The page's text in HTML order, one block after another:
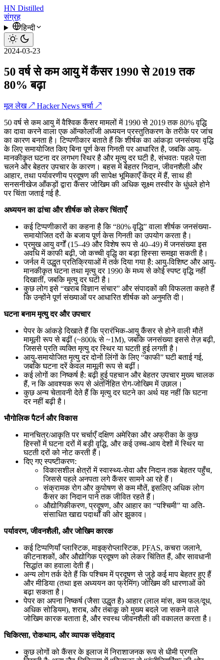
HN Distilled
संग्रह
हिन्दी
2024-03-23
50 वर्ष से कम आयु में कैंसर 1990 से 2019 तक
80% बढ़ा
मूल लेख ↗ Hacker News चर्चा ↗
50 वर्ष से कम आयु में वैश्विक कैंसर मामलों में 1990 से 2019 तक 80% वृद्धि
का दावा करने वाला एक ऑन्कोलॉजी अध्ययन प्रस्तुतिकरण के तरीके पर जांच
का कारण बनता है। टिप्पणीकार बताते हैं कि शीर्षक का आंकड़ा जनसंख्या वृद्धि
के लिए समायोजित किए बिना पूर्ण केस गिनती पर आधारित है, जबकि आयु-
मानकीकृत घटना दर लगभग स्थिर है और मृत्यु दर घटी है, संभवतः पहले पता
चलने और बेहतर उपचार के कारण। बहस में बेहतर निदान, जीवनशैली और
आहार, तथा पर्यावरणीय प्रदूषण की सापेक्ष भूमिकाएँ केंद्र में हैं, साथ ही
सनसनीखेज आँकड़ों द्वारा कैंसर जोखिम की अधिक सूक्ष्म तस्वीर के धुंधले होने
पर चिंता जताई गई है.
अध्ययन का ढांचा और शीर्षक को लेकर चिंताएँ
कई टिप्पणीकारों का कहना है कि “80% वृद्धि” वाला शीर्षक जनसंख्या-
समायोजित दरों के बजाय पूर्ण केस गिनती का उपयोग करता है।
प्रमुख आयु वर्गों (15–49 और विशेष रूप से 40–49) में जनसंख्या इस
अवधि में काफी बढ़ी, जो कच्ची वृद्धि का बड़ा हिस्सा समझा सकती है।
जर्नल में उद्धृत प्रतिक्रियाओं में तर्क दिया गया है: आयु-विशिष्ट और आयु-
मानकीकृत घटना तथा मृत्यु दर 1990 के मध्य से कोई स्पष्ट वृद्धि नहीं
दिखातीं, जबकि मृत्यु दर घटी है।
कुछ लोग इसे “खराब विज्ञान संचार” और संपादकों की विफलता कहते हैं
कि उन्होंने पूर्ण संख्याओं पर आधारित शीर्षक को अनुमति दी।
घटना बनाम मृत्यु दर और उपचार
पेपर के आंकड़े दिखाते हैं कि प्रारंभिक-आयु कैंसर से होने वाली मौतें
मामूली रूप से बढ़ीं (~800k से ~1M), जबकि जनसंख्या इससे तेज़ बढ़ी,
जिससे प्रति व्यक्ति मृत्यु दर स्थिर या घटती हुई लगती है।
आयु-समायोजित मृत्यु दर दोनों लिंगों के लिए “काफी” घटी बताई गई,
जबकि घटना दरें केवल मामूली रूप से बढ़ीं।
कई लोगों का निष्कर्ष है: बढ़ी हुई पहचान और बेहतर उपचार मुख्य चालक
हैं, न कि आवश्यक रूप से अंतर्निहित रोग-जोखिम में उछाल।
कुछ अन्य चेतावनी देते हैं कि मृत्यु दर घटने का अर्थ यह नहीं कि घटना
दर नहीं बढ़ी है।
भौगोलिक पैटर्न और विकास
मानचित्र/आकृति पर चर्चाएँ दक्षिण अमेरिका और अफ्रीका के कुछ
हिस्सों में घटना दरों में बड़ी वृद्धि, और कई उच्च-आय देशों में स्थिर या
घटती दरों को नोट करती हैं।
दिए गए स्पष्टीकरण:
विकासशील क्षेत्रों में स्वास्थ्य-सेवा और निदान तक बेहतर पहुँच,
जिससे पहले अनपता लगे कैंसर सामने आ रहे हैं।
संक्रामक रोग और कुपोषण से कम मौतें, इसलिए अधिक लोग
कैंसर का निदान पाने तक जीवित रहते हैं।
औद्योगिकीकरण, प्रदूषण, और आहार का “पश्चिमी” या अति-
संसाधित खाद्य पदार्थों की ओर झुकाव।
पर्यावरण, जीवनशैली, और जोखिम कारक
कई टिप्पणियाँ प्लास्टिक, माइक्रोप्लास्टिक, PFAS, कचरा जलाने,
कीटनाशकों, और औद्योगिक प्रदूषण को लेकर चिंतित हैं, और सावधानी
सिद्धांत का हवाला देती हैं।
अन्य लोग तर्क देते हैं कि पश्चिम में प्रदूषण से जुड़े कई माप बेहतर हुए हैं
और मीडिया (तथा इस अध्ययन का फ्रेमिंग) जोखिम की धारणाओं को
बढ़ा सकता है।
पेपर का अपना निष्कर्ष (जैसा उद्धृत है) आहार (लाल मांस, कम फल/दूध,
अधिक सोडियम), शराब, और तंबाकू को मुख्य बदले जा सकने वाले
जोखिम कारक बताता है, और स्वस्थ जीवनशैली की वकालत करता है।
चिकित्सा, रोकथाम, और व्यापक संदेहवाद
कुछ लोगों को कैंसर के इलाज में निराशाजनक रूप से धीमी प्रगति